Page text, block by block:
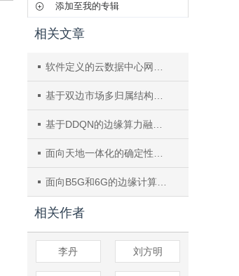
添加至我的专辑
相关文章
软件定义的云数据中心网络基础理论与关键技术
基于双边市场多归属结构的SDN资源管理机制
基于DDQN的边缘算力融合网络资源管理
面向天地一体化的确定性网络技术研究
面向B5G和6G的边缘计算与网络切片资源管理
相关作者
李丹 刘方明